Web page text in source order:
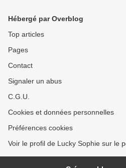
Hébergé par Overblog
Top articles
Pages
Contact
Signaler un abus
C.G.U.
Cookies et données personnelles
Préférences cookies
Voir le profil de Lucky Sophie sur le